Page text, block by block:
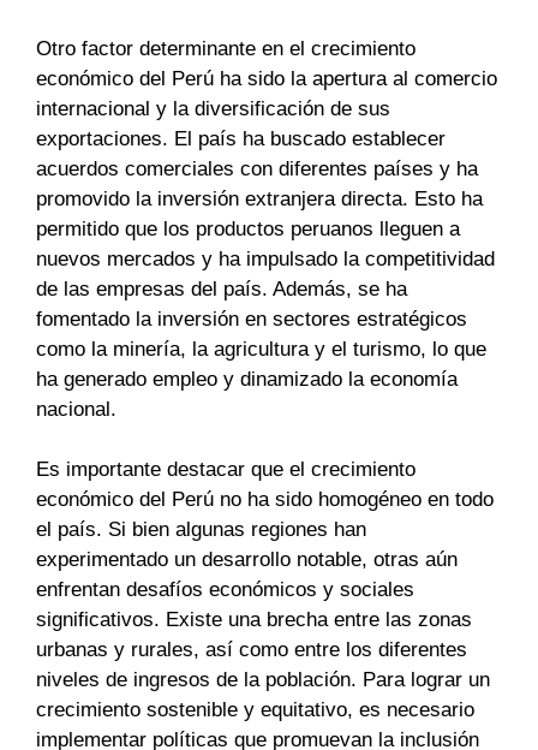
Otro factor determinante en el crecimiento
económico del Perú ha sido la apertura al comercio
internacional y la diversificación de sus
exportaciones. El país ha buscado establecer
acuerdos comerciales con diferentes países y ha
promovido la inversión extranjera directa. Esto ha
permitido que los productos peruanos lleguen a
nuevos mercados y ha impulsado la competitividad
de las empresas del país. Además, se ha
fomentado la inversión en sectores estratégicos
como la minería, la agricultura y el turismo, lo que
ha generado empleo y dinamizado la economía
nacional.
Es importante destacar que el crecimiento
económico del Perú no ha sido homogéneo en todo
el país. Si bien algunas regiones han
experimentado un desarrollo notable, otras aún
enfrentan desafíos económicos y sociales
significativos. Existe una brecha entre las zonas
urbanas y rurales, así como entre los diferentes
niveles de ingresos de la población. Para lograr un
crecimiento sostenible y equitativo, es necesario
implementar políticas que promuevan la inclusión